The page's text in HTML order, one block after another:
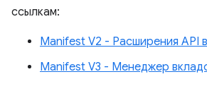
ссылкам:
Manifest V2 - Расширения API
Manifest V3 - Менеджер